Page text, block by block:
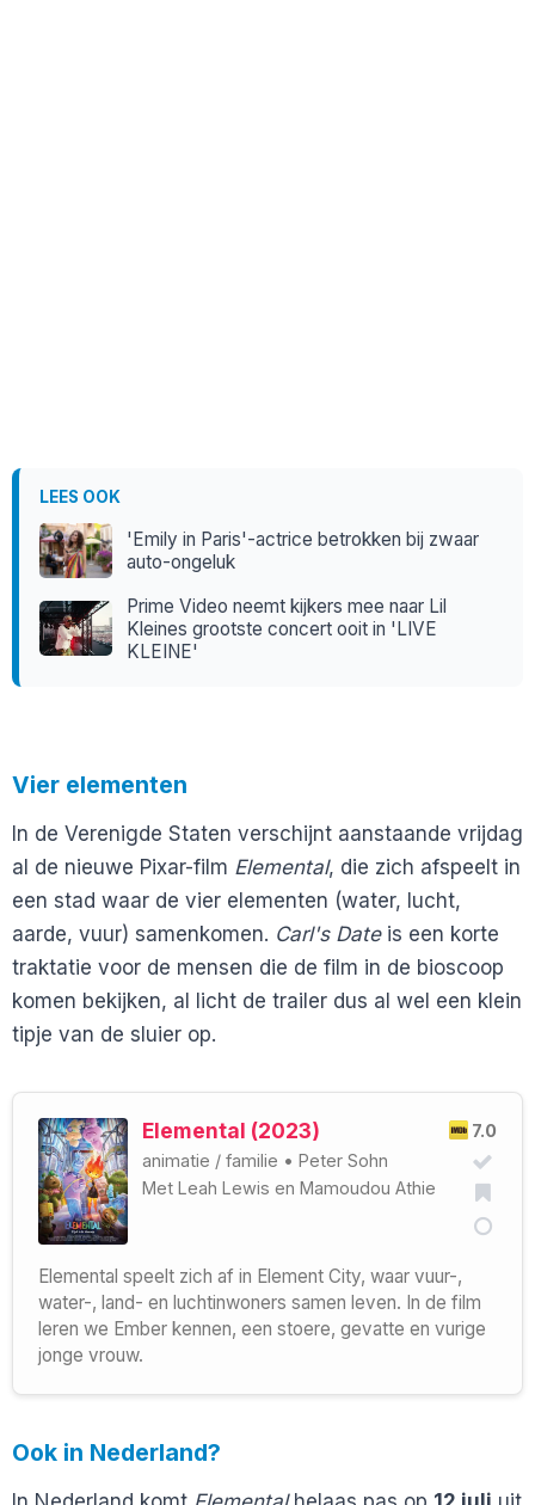
LEES OOK
'Emily in Paris'-actrice betrokken bij zwaar
auto-ongeluk
Prime Video neemt kijkers mee naar Lil
Kleines grootste concert ooit in 'LIVE
KLEINE'
Vier elementen
In de Verenigde Staten verschijnt aanstaande vrijdag
al de nieuwe Pixar-film Elemental, die zich afspeelt in
een stad waar de vier elementen (water, lucht,
aarde, vuur) samenkomen. Carl's Dateis een korte
traktatie voor de mensen die de film in de bioscoop
komen bekijken, al licht de trailer dus al wel een klein
tipje van de sluier op.
7.0
Elemental (2023)
animatie / familie • Peter Sohn
Met Leah Lewis en Mamoudou Athie
Elemental speelt zich af in Element City, waar vuur-,
water-, land- en luchtinwoners samen leven. In de film
leren we Ember kennen, een stoere, gevatte en vurige
jonge vrouw.
Ook in Nederland?